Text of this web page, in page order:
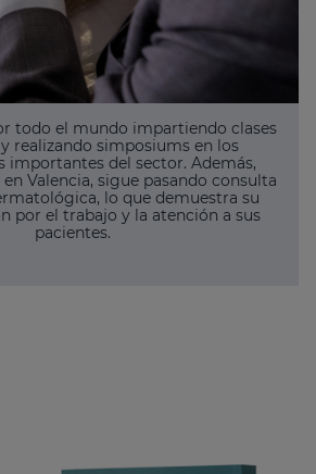
todo el mundo impartiendo clases
realizando simposiums en los
importantes del sector. Además,
Valencia, sigue pasando consulta
lo que demuestra su
por el trabajo y la atención a sus
pacientes.